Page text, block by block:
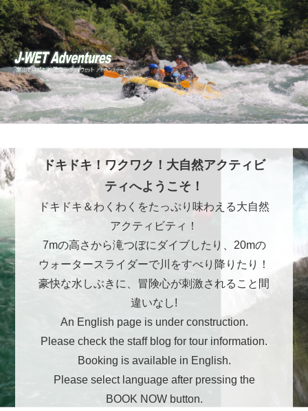
ドキドキ！ワクワク！大自然アクティビ
ティへようこそ！
ドキドキ＆わくわくをたっぷり味わえる大自然
アクティビティ！
7mの高さから滝つぼにダイブしたり、20mの
ウォータースライダーで川をすべり降りたり！
豪快な水しぶきに、冒険心が刺激されること間
違いなし!
An English page is under construction.
Please check the staff blog for tour information.
Booking is available in English.
Please select language after pressing the
BOOK NOW button.